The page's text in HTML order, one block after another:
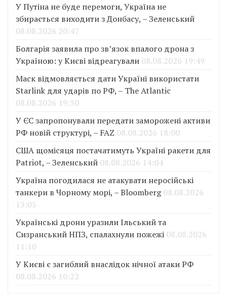
У Путіна не буде перемоги, Україна не
збирається виходити з Донбасу, – Зеленський
08.08.2026 20:47
Болгарія заявила про зв’язок впалого дрона з
Україною: у Києві відреагували 08.08.2026 19:49
Маск відмовляється дати Україні використати
Starlink для ударів по РФ, – The Atlantic
08.08.2026 19:30
У ЄС запропонували передати заморожені активи
РФ новій структурі, – FAZ 08.08.2026 18:00
США щомісяця постачатимуть Україні ракети для
Patriot, – Зеленський 08.08.2026 14:04
Україна погодилася не атакувати неросійські
танкери в Чорному морі, – Bloomberg 08.08.2026
13:05
Українські дрони уразили Ільський та
Сизранський НПЗ, спалахнули пожежі 08.08.2026
11:10
У Києві є загиблий внаслідок нічної атаки РФ
08.08.2026 10:22